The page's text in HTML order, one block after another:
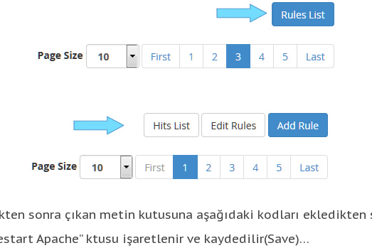
sonra çıkan metin kutusuna aşağıdaki kodları ekledikten
Apache” ktusu işaretlenir ve kaydedilir(Save)…